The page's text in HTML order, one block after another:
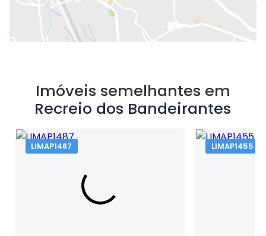
Imóveis semelhantes em
Recreio dos Bandeirantes
LIMAP1487 LIMAP1455